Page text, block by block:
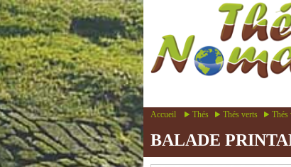
Accueil Thés Thés verts Thés
BALADE